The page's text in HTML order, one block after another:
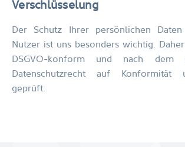
Verschlüsselung
Der Schutz Ihrer persönlichen
Nutzer ist uns besonders wichtig.
DSGVO-konform und nach dem
Datenschutzrecht auf Konformität
geprüft.